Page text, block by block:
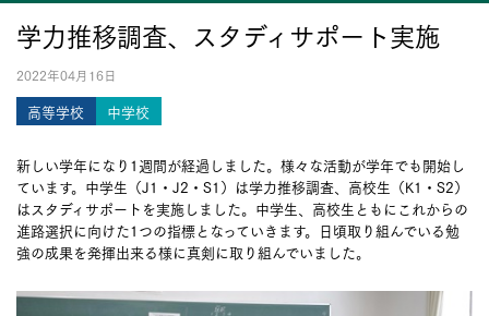
学力推移調査、スタディサポート実施
2022年04月16日
高等学校 中学校
新しい学年になり1週間が経過しました。様々な活動が学年でも開始し
ています。中学生（J1・J2・S1）は学力推移調査、高校生（K1・S2）
はスタディサポートを実施しました。中学生、高校生ともにこれからの
進路選択に向けた1つの指標となっていきます。日頃取り組んでいる勉
強の成果を発揮出来る様に真剣に取り組んでいました。